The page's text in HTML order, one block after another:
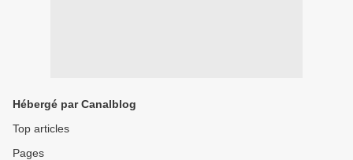
Hébergé par Canalblog
Top articles
Pages